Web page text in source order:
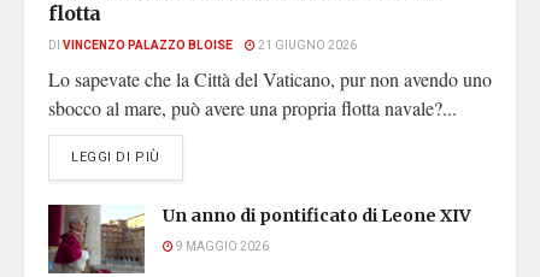
flotta
DI VINCENZO PALAZZO BLOISE 21 GIUGNO 2026
Lo sapevate che la Città del Vaticano, pur non avendo uno
sbocco al mare, può avere una propria flotta navale?...
LEGGI DI PIÙ
Un anno di pontificato di Leone XIV
9 MAGGIO 2026